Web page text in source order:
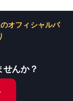
オフィシャルパ
せんか？